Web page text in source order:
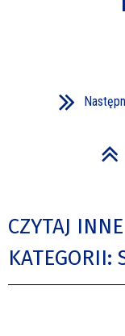
CZYTAJ
KATEGORII: